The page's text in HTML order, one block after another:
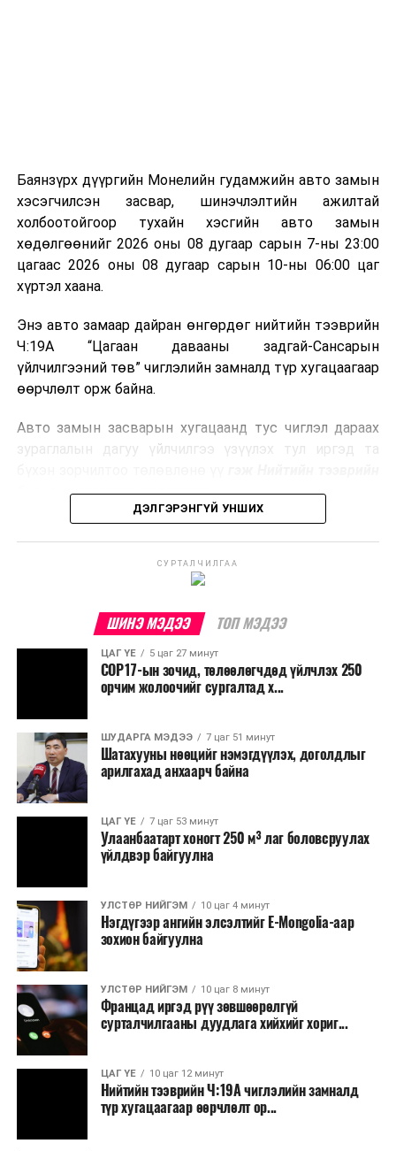
болон дулааны эрчим хүч үйлдвэрлэхэд ашиглаж
болдог. Зарим технологийн хувьд шаталтын дараа
үлдэх үнснээс фосфор зэрэг ашигт эрдсийг сэргээн
авах боломжтой аж.
байна. Тухайлбал, Германд лаг шатаах үйлдвэрээс
гарсан үнснээс фосфор сэргээн авах технологи
ашигладаг бол Нидерландад төвлөрсөн лаг
боловсруулах үйлдвэрүүдээр дулаан, цахилгаан
Ийнхүү лаг хатаах, шатаах технологийг лагийн
улсад өргөн ашиглаж байна.
Баянзүрх дүүргийн Монелийн гудамжийн авто замын
хэсэгчилсэн засвар, шинэчлэлтийн ажилтай
холбоотойгоор тухайн хэсгийн авто замын
хөдөлгөөнийг 2026 оны 08 дугаар сарын 7-ны 23:00
цагаас 2026 оны 08 дугаар сарын 10-ны 06:00 цаг
хүртэл хаана.
Энэ авто замаар дайран өнгөрдөг нийтийн тээврийн
Ч:19А “Цагаан давааны задгай-Сансарын
үйлчилгээний төв” чиглэлийн замналд түр хугацаагаар
өөрчлөлт орж байна.
Авто замын засварын хугацаанд тус чиглэл дараах
зураглалын дагуу үйлчилгээ үзүүлэх тул иргэд та
бодлогын газраас мэдээллээ.
ДЭЛГЭРЭНГҮЙ УНШИХ
СУРТАЛЧИЛГАА
ШИНЭ МЭДЭЭ ТОП МЭДЭЭ
ЦАГ ҮЕ 5 цаг 27 минут
COP17-ын зочид, төлөөлөгчдөд үйлчлэх 250
орчим жолоочийг сургалтад х...
ШУДАРГА МЭДЭЭ 7 цаг 51 минут
Шатахууны нөөцийг нэмэгдүүлэх, доголдлыг
арилгахад анхаарч байна
ЦАГ ҮЕ 7 цаг 53 минут
Улаанбаатарт хоногт 250 м³ лаг боловсруулах
үйлдвэр байгуулна
УЛСТӨР НИЙГЭМ 10 цаг 4 минут
Нэгдүгээр ангийн элсэлтийг E-Mongolia-аар
зохион байгуулна
УЛСТӨР НИЙГЭМ 10 цаг 8 минут
Францад иргэд рүү зөвшөөрөлгүй
сурталчилгааны дуудлага хийхийг хориг...
ЦАГ ҮЕ 10 цаг 12 минут
Нийтийн тээврийн Ч:19А чиглэлийн замналд
түр хугацаагаар өөрчлөлт ор...